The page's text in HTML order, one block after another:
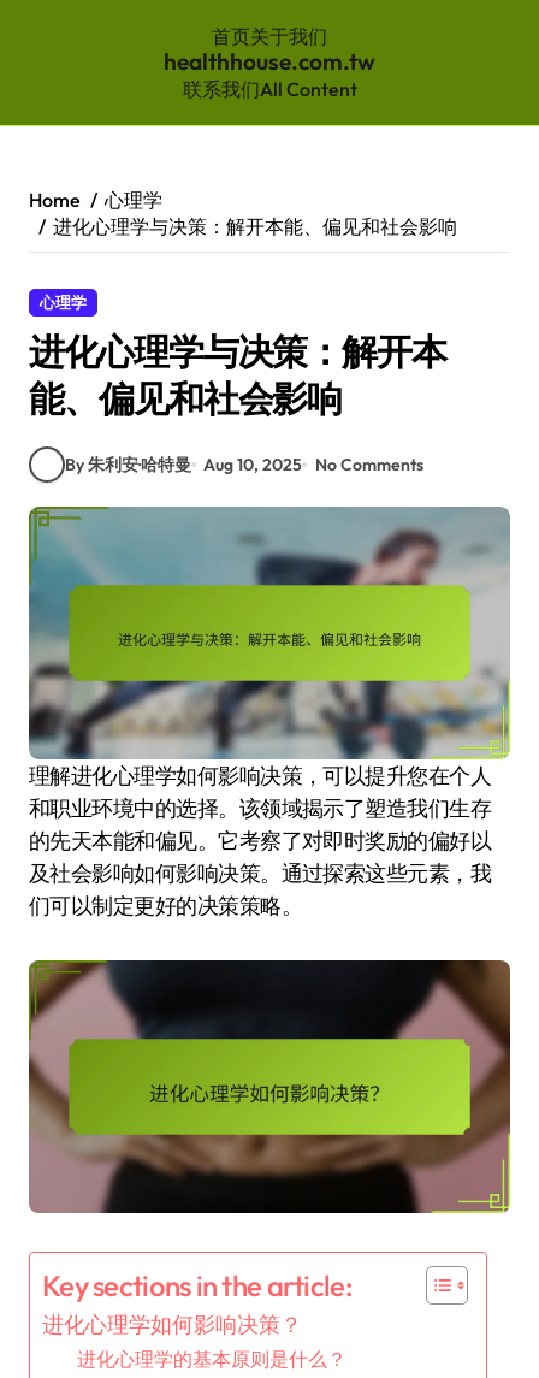
首页关于我们
healthhouse.com.tw
联系我们All Content
content
Home
心理学
进化心理学与决策：解开本能、偏见和社会影响
心理学
进化心理学与决策：解开本
能、偏见和社会影响
By 朱利安·哈特曼 Aug 10, 2025 No Comments
理解进化心理学如何影响决策，可以提升您在个人
和职业环境中的选择。该领域揭示了塑造我们生存
的先天本能和偏见。它考察了对即时奖励的偏好以
及社会影响如何影响决策。通过探索这些元素，我
们可以制定更好的决策策略。
Key sections in the article:
进化心理学如何影响决策？
进化心理学的基本原则是什么？